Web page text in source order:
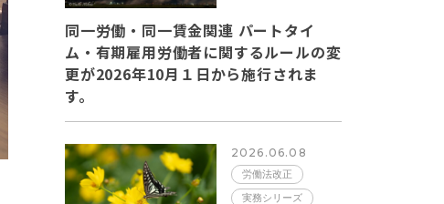
同一労働・同一賃金関連 パートタイ
ム・有期雇用労働者に関するルールの変
更が2026年10月１日から施行されま
す。
2026.06.08
労働法改正
実務シリーズ